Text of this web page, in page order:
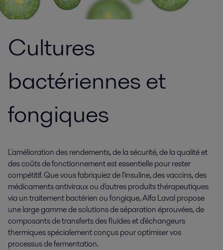
Cultures
bactériennes et
fongiques
L'amélioration des rendements, de la sécurité, de la qualité et
des coûts de fonctionnement est essentielle pour rester
compétitif. Que vous fabriquiez de l'insuline, des vaccins, des
médicaments antiviraux ou d'autres produits thérapeutiques
via un traitement bactérien ou fongique, Alfa Laval propose
une large gamme de solutions de séparation éprouvées, de
composants de transferts des fluides et d'échangeurs
thermiques spécialement conçus pour optimiser vos
processus de fermentation.